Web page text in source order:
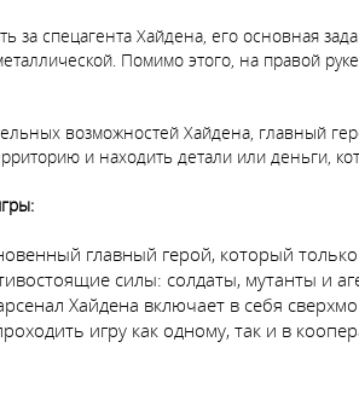
за спецагента Хайдена, его основная
Помимо этого, на правой
возможностей Хайдена, главный
и находить детали или деньги,
главный герой, который
силы: солдаты, мутанты и
Хайдена включает в себя
игру как одному, так и в